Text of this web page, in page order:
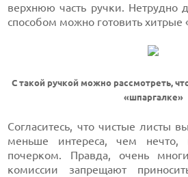
верхнюю часть ручки. Нетрудно
способом можно готовить хитрые
C такой ручкой можно рассмотреть,
«шпаргалке»
Согласитесь, что чистые листы
меньше интереса, чем нечто,
почерком. Правда, очень
комиссии запрещают